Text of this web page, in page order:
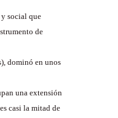
social que
de
dominó en unos
una extensión
casi la mitad de